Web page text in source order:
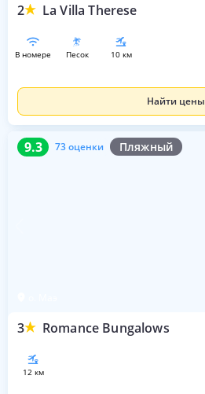
2 La Villa Therese
в номере песок 10 км
Найти цены
9.3 73 оценки Пляжный
3 Romance Bungalows
9.3 73 оценки
12 км